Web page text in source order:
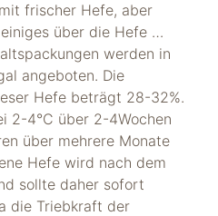
frischer Hefe, aber
über die Hefe …
werden in
angeboten. Die
Hefe beträgt 28-32%.
2-4°C über 2-4Wochen
über mehrere Monate
Hefe wird nach dem
sollte daher sofort
die Triebkraft der